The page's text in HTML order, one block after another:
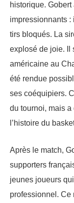
historique.
impressionnants :
tirs bloqués. La
explosé de joie. Il
américaine au
été rendue
ses coéquipiers.
du tournoi, mais
l’histoire du
Après le match,
supporters
jeunes joueurs
professionnel. Ce